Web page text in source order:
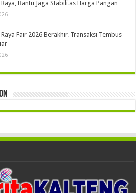
Bantu Jaga Stabilitas Harga Pangan
Fair 2026 Berakhir, Transaksi Tembus